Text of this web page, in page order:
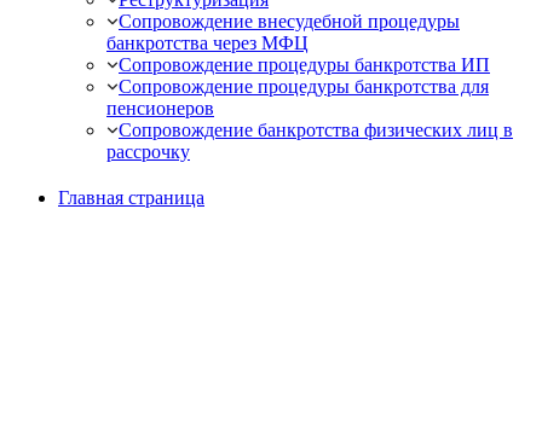
Сопровождение внесудебной процедуры
банкротства через МФЦ
Сопровождение процедуры банкротства ИП
Сопровождение процедуры банкротства для
пенсионеров
Сопровождение банкротства физических лиц в
рассрочку
Главная страница